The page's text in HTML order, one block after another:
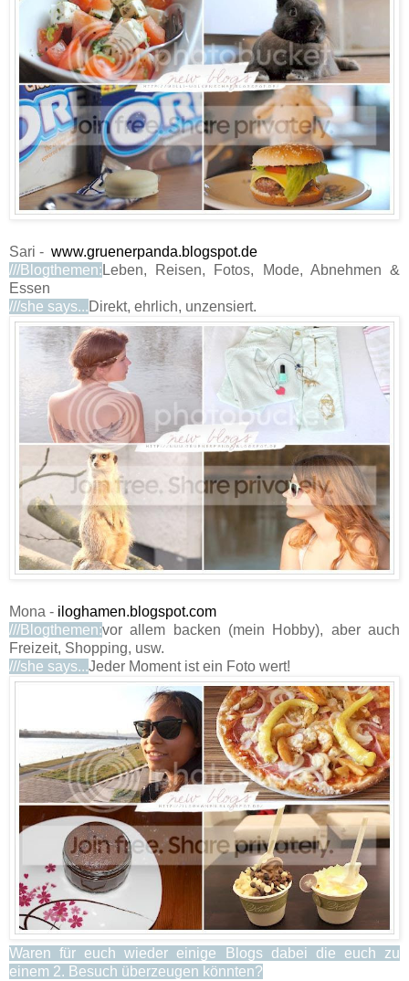
Sari - www.gruenerpanda.blogspot.de
///Blogthemen: Leben, Reisen, Fotos, Mode, Abnehmen &
Essen
///she says...Direkt, ehrlich, unzensiert.
Mona - iloghamen.blogspot.com
///Blogthemen:vor allem backen (mein Hobby), aber auch
Freizeit, Shopping, usw.
///she says...Jeder Moment ist ein Foto wert!
Waren für euch wieder einige Blogs dabei die euch zu
einem 2. Besuch überzeugen könnten?